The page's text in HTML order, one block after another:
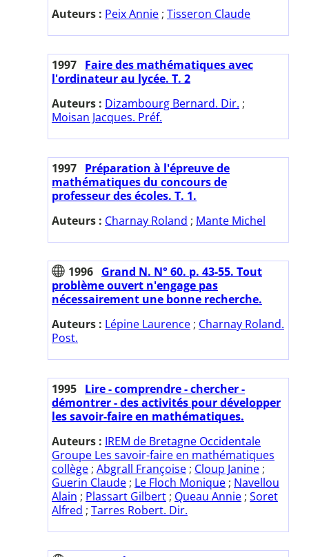
Auteurs : Peix Annie ; Tisseron Claude
1997 Faire des mathématiques avec
l'ordinateur au lycée. T. 2
Auteurs : Dizambourg Bernard. Dir. ;
Moisan Jacques. Préf.
1997 Préparation à l'épreuve de
mathématiques du concours de
professeur des écoles. T. 1.
Auteurs : Charnay Roland ; Mante Michel
1996 Grand N. N° 60. p. 43-55. Tout
problème ouvert n'engage pas
nécessairement une bonne recherche.
Auteurs : Lépine Laurence ; Charnay Roland.
Post.
1995 Lire - comprendre - chercher -
démontrer - des activités pour développer
les savoir-faire en mathématiques.
Auteurs : IREM de Bretagne Occidentale
Groupe Les savoir-faire en mathématiques
collège ; Abgrall Françoise ; Cloup Janine ;
Guerin Claude ; Le Floch Monique ; Navellou
Alain ; Plassart Gilbert ; Queau Annie ; Soret
Alfred ; Tarres Robert. Dir.